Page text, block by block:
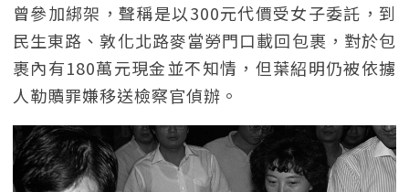
曾參加綁架，聲稱是以300元代價受女子委託，到
民生東路、敦化北路麥當勞門口載回包裹，對於包
裹內有180萬元現金並不知情，但葉紹明仍被依擄
人勒贖罪嫌移送檢察官偵辦。